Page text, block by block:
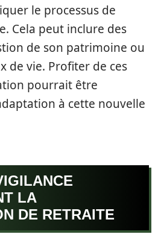
le processus de
Cela peut inclure des
de son patrimoine ou
de vie. Profiter de ces
pourrait être
à cette nouvelle
LA
DE RETRAITE